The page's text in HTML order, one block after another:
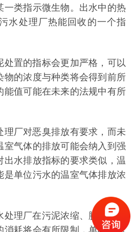
一类指示微生物。出水中的热
水处理厂热能回收的一个指
处置的指标会更加严格，可以
物的浓度与种类将会得到前所
能值可能在未来的法规中有所
理厂对恶臭排放有要求，而未
室气体的排放可能会纳入到强
出水排放指标的要求类似，温
是单位污水的温室气体排放浓
处理厂在污泥浓缩、脱水、碳
消耗将会有所限制，单吨污水